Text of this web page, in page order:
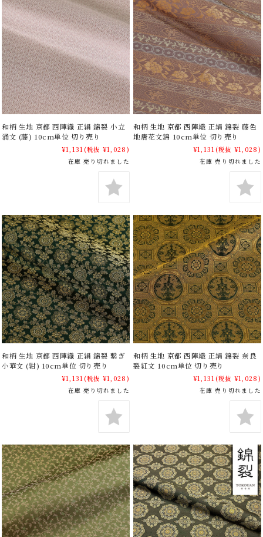
和柄 生地 京都 西陣織 正絹 錦裂 小立
涌文 (藤) 10cm単位 切り売り
¥1,131 (税抜 ¥1,028)
在庫 売り切れました
和柄 生地 京都 西陣織 正絹 錦裂 藤色
地唐花文錦 10cm単位 切り売り
¥1,131 (税抜 ¥1,028)
在庫 売り切れました
和柄 生地 京都 西陣織 正絹 錦裂 繋ぎ
小華文 (紺) 10cm単位 切り売り
¥1,131 (税抜 ¥1,028)
在庫 売り切れました
和柄 生地 京都 西陣織 正絹 錦裂 奈良
裂紅文 10cm単位 切り売り
¥1,131 (税抜 ¥1,028)
在庫 売り切れました